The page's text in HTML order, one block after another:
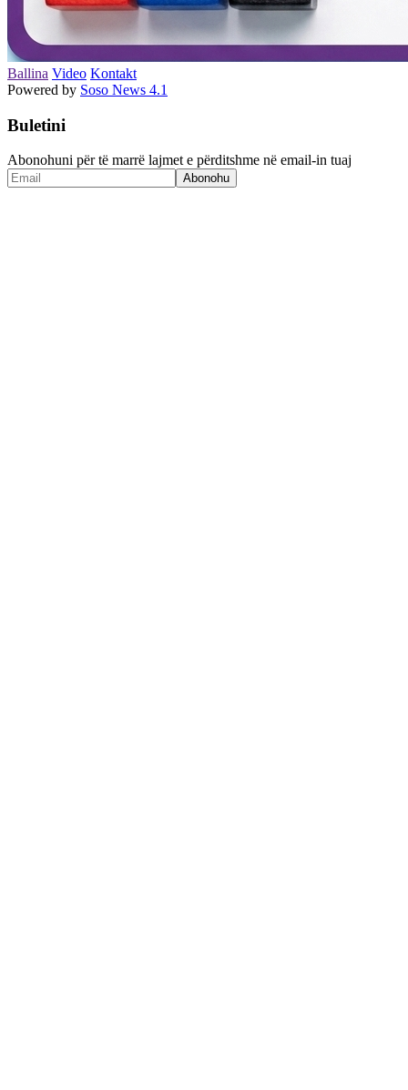
Ballina Video Kontakt
Powered by Soso News 4.1
Buletini
Abonohuni për të marrë lajmet e përditshme në email-in tuaj
Abonohu